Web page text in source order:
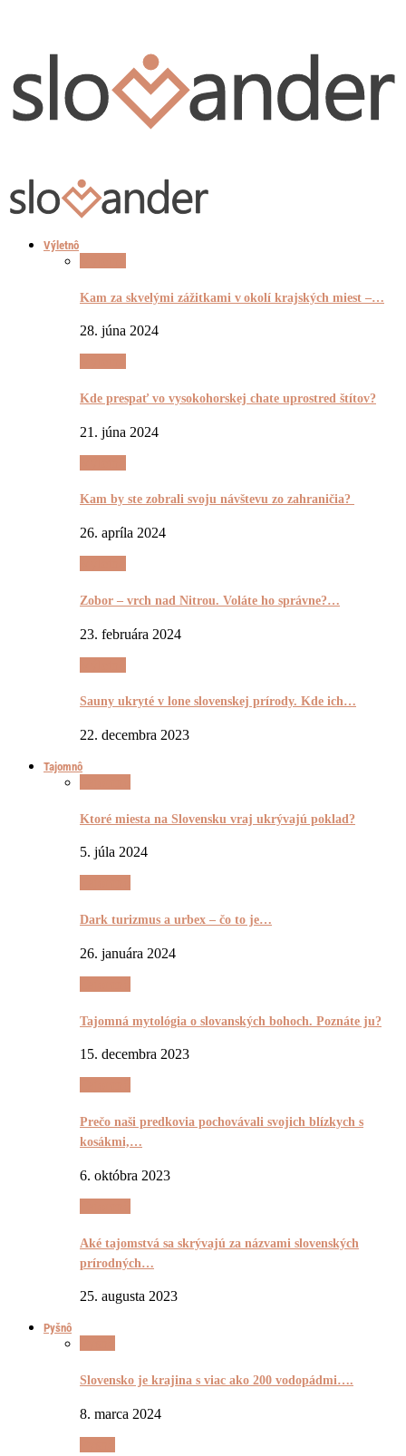
Výletnô
Kam za skvelými zážitkami v okolí krajských miest –…
28. júna 2024
Kde prespať vo vysokohorskej chate uprostred štítov?
21. júna 2024
Kam by ste zobrali svoju návštevu zo zahraničia?
26. apríla 2024
Zobor – vrch nad Nitrou. Voláte ho správne?…
23. februára 2024
Sauny ukryté v lone slovenskej prírody. Kde ich…
22. decembra 2023
Tajomnô
Ktoré miesta na Slovensku vraj ukrývajú poklad?
5. júla 2024
Dark turizmus a urbex – čo to je…
26. januára 2024
Tajomná mytológia o slovanských bohoch. Poznáte ju?
15. decembra 2023
Prečo naši predkovia pochovávali svojich blízkych s
kosákmi,…
6. októbra 2023
Aké tajomstvá sa skrývajú za názvami slovenských
prírodných…
25. augusta 2023
Pyšnô
Slovensko je krajina s viac ako 200 vodopádmi….
8. marca 2024